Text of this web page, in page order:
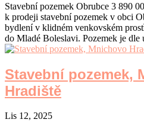
Stavební pozemek Obrubce 3 890
k prodeji stavební pozemek v obci
bydlení v klidném venkovském
do Mladé Boleslavi. Pozemek je dle
Stavební pozemek,
Hradiště
Lis 12, 2025